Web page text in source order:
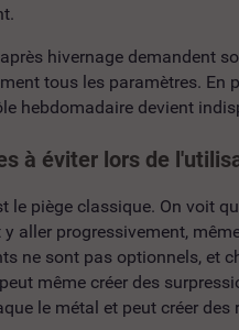
hivernage demandent
tous les paramètres. En
hebdomadaire devient
à éviter lors de
le piège classique. On voit
aller progressivement,
ne sont pas optionnels, et
même créer des
le métal et peut créer